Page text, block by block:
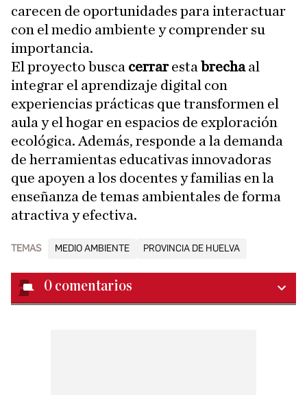
carecen de oportunidades para interactuar
con el medio ambiente y comprender su
importancia.
El proyecto busca cerraresta brechaal
integrar el aprendizaje digital con
experiencias prácticas que transformen el
aula y el hogar en espacios de exploración
ecológica. Además, responde a la demanda
de herramientas educativas innovadoras
que apoyen a los docentes y familias en la
enseñanza de temas ambientales de forma
atractiva y efectiva.
TEMAS MEDIO AMBIENTE PROVINCIA DE HUELVA
0 comentarios